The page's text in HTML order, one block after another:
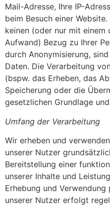
Mail-Adresse, Ihre IP-
beim Besuch einer
keinen (oder nur mit einem
Aufwand) Bezug zu Ihrer
durch Anonymisierung,
Daten. Die Verarbeitung
(bspw. das Erheben, das
Speicherung oder die
gesetzlichen Grundlage
Umfang der Verarbeitung
Wir erheben und
unserer Nutzer
Bereitstellung einer
unserer Inhalte und
Erhebung und
unserer Nutzer erfolgt